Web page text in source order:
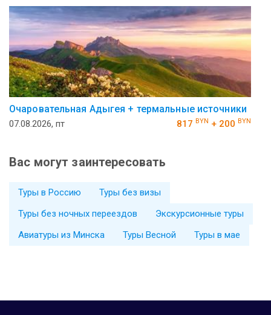
Очаровательная Адыгея + термальные источники
07.08.2026, пт 817 BYN + 200 BYN
Вас могут заинтересовать
Туры в Россию
Туры без визы
Туры без ночных переездов
Экскурсионные туры
Авиатуры из Минска
Туры Весной Туры в мае